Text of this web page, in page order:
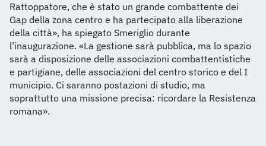
Rattoppatore, che è stato un grande combattente dei
Gap della zona centro e ha partecipato alla liberazione
della città», ha spiegato Smeriglio durante
l’inaugurazione. «La gestione sarà pubblica, ma lo spazio
sarà a disposizione delle associazioni combattentistiche
e partigiane, delle associazioni del centro storico e del I
municipio. Ci saranno postazioni di studio, ma
soprattutto una missione precisa: ricordare la Resistenza
romana».